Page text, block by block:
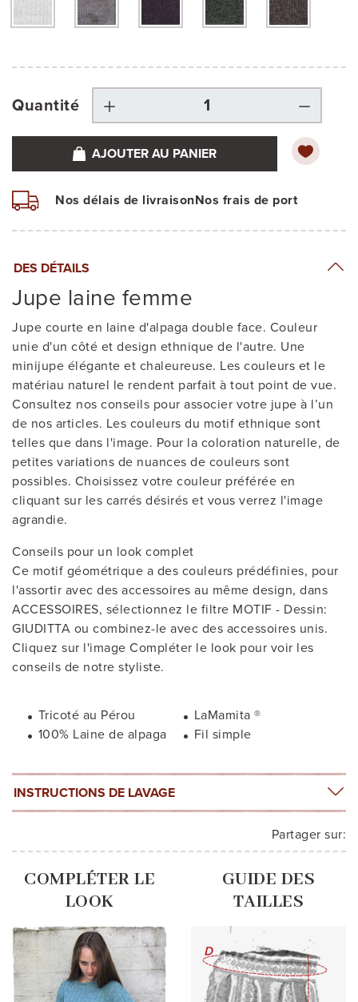
Quantité
AJOUTER AU PANIER
Nos délais de livraisonNos frais de port
DES DÉTAILS
Jupe laine femme
Jupe courte en laine d'alpaga double face. Couleur
unie d'un côté et design ethnique de l'autre. Une
minijupe élégante et chaleureuse. Les couleurs et le
matériau naturel le rendent parfait à tout point de vue.
Consultez nos conseils pour associer votre jupe à l’un
de nos articles. Les couleurs du motif ethnique sont
telles que dans l'image. Pour la coloration naturelle, de
petites variations de nuances de couleurs sont
possibles. Choisissez votre couleur préférée en
cliquant sur les carrés désirés et vous verrez l'image
agrandie.
Conseils pour un look complet
Ce motif géométrique a des couleurs prédéfinies, pour
l'assortir avec des accessoires au même design, dans
ACCESSOIRES, sélectionnez le filtre MOTIF - Dessin:
GIUDITTA ou combinez-le avec des accessoires unis.
Cliquez sur l'image Compléter le look pour voir les
conseils de notre styliste.
Tricoté au Pérou
LaMamita ®
100% Laine de alpaga
Fil simple
INSTRUCTIONS DE LAVAGE
Partager sur:
COMPLÉTER LE
LOOK
GUIDE DES
TAILLES